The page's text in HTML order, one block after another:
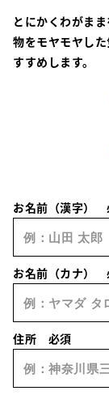
とにかくわがま
物をモヤモヤし
すすめします。
お名前（漢字）
お名前（カナ）
住所 必須